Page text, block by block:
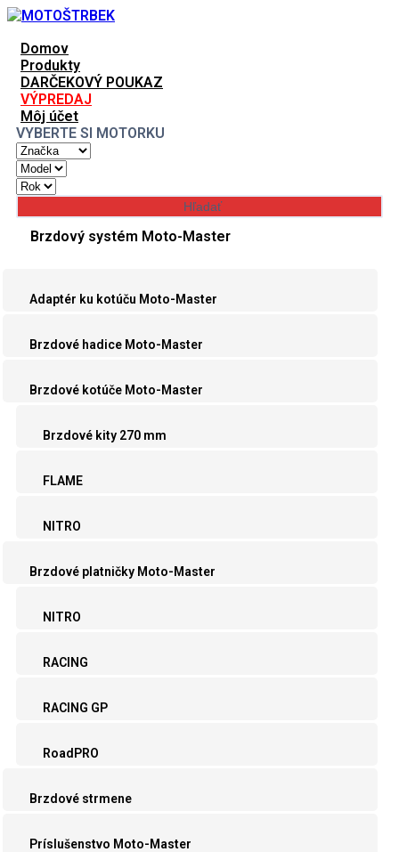
Domov
Produkty
DARČEKOVÝ POUKAZ
VÝPREDAJ
Môj účet
VYBERTE SI MOTORKU
Brzdový systém Moto-Master
Adaptér ku kotúču Moto-Master
Brzdové hadice Moto-Master
Brzdové kotúče Moto-Master
Brzdové kity 270 mm
FLAME
NITRO
Brzdové platničky Moto-Master
NITRO
RACING
RACING GP
RoadPRO
Brzdové strmene
Príslušenstvo Moto-Master